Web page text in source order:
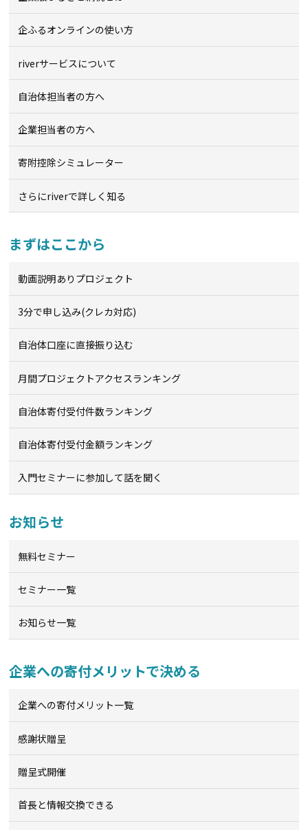
企ふるオンラインの使い方
riverサービスについて
自治体担当者の方へ
企業担当者の方へ
寄附控除シミュレーター
さらにriverで詳しく知る
まずはここから
動画説明ありプロジェクト
3分で申し込み(クレカ対応)
自治体口座に直接振り込む
月間プロジェクトアクセスランキング
自治体寄付受付件数ランキング
自治体寄付受付金額ランキング
入門セミナーに参加して話を聞く
お知らせ
無料セミナー
セミナー一覧
お知らせ一覧
企業への寄付メリットで決める
企業への寄付メリット一覧
感謝状贈呈
贈呈式開催
首長と情報交換できる